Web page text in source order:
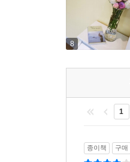
8
1
종이책 구매